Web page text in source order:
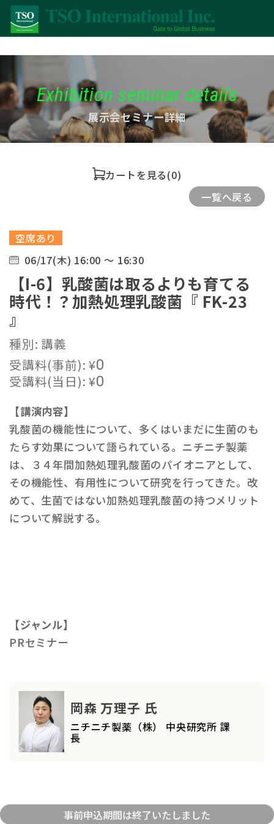
Exhibition seminar details
展示会セミナー詳細
カートを見る(0)
一覧へ戻る
空席あり
06/17(木) 16:00 ～ 16:30
【I-6】乳酸菌は取るよりも育てる
時代！？加熱処理乳酸菌『 FK-23
』
種別: 講義
受講料(事前):¥0
受講料(当日):¥0
【講演内容】
乳酸菌の機能性について、多くはいまだに生菌のも
たらす効果について語られている。ニチニチ製薬
は、３４年間加熱処理乳酸菌のパイオニアとして、
その機能性、有用性について研究を行ってきた。改
めて、生菌ではない加熱処理乳酸菌の持つメリット
について解説する。
【ジャンル】
PRセミナー
岡森 万理子 氏
ニチニチ製薬（株） 中央研究所 課
長